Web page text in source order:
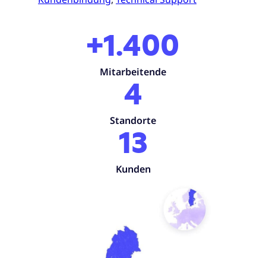
+1.400
Mitarbeitende
4
Standorte
13
Kunden